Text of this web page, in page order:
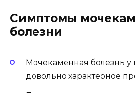
Симптомы
болезни
Мочекаменная болезнь
довольно характерное